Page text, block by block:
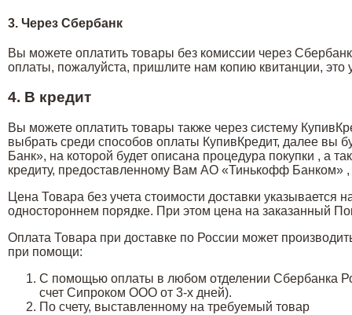
3. Через Сбербанк
Вы можете оплатить товары без комиссии через
оплаты, пожалуйста, пришлите нам копию квитанции, это
4. В кредит
Вы можете оплатить товары также через систему
выбрать среди способов оплаты КупивКредит, далее вы
Банк», на которой будет описана процедура покупки , а
кредиту, предоставленному Вам АО «Тинькофф Банком» ,
Цена Товара без учета стоимости доставки
одностороннем порядке. При этом цена на заказанный
Оплата Товара при доставке по России может
при помощи:
С помощью оплаты в любом отделении Сбербанка
счет Сипроком ООО от 3-х дней).
По счету, выставленному на требуемый товар